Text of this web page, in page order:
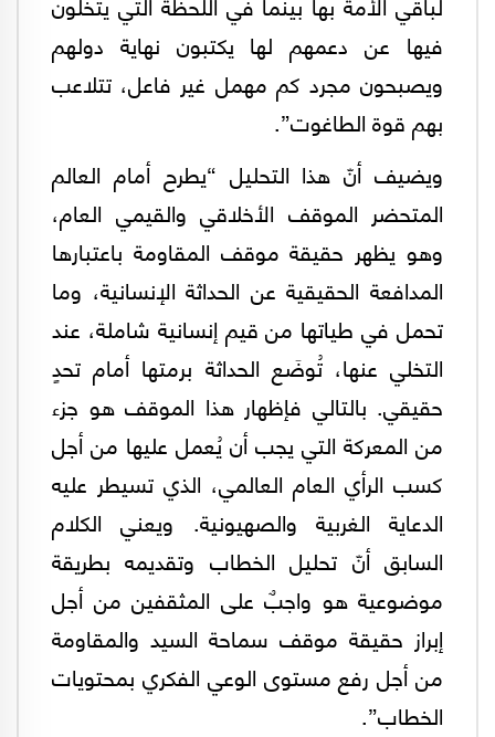
فيها عن دعمهم لها يكتبون نهاية دولهم
ويصبحون مجرد كم مهمل غير فاعل، تتلاعب
بهم قوة الطاغوت”.
ويضيف أنّ هذا التحليل “يطرح أمام العالم
المتحضر الموقف الأخلاقي والقيمي العام،
وهو يظهر حقيقة موقف المقاومة باعتبارها
المدافعة الحقيقية عن الحداثة الإنسانية، وما
تحمل في طياتها من قيم إنسانية شاملة، عند
التخلي عنها، تُوضَع الحداثة برمتها أمام تحدٍ
حقيقي. بالتالي فإظهار هذا الموقف هو جزء
من المعركة التي يجب أن يُعمل عليها من أجل
كسب الرأي العام العالمي، الذي تسيطر عليه
الدعاية الغربية والصهيونية. ويعني الكلام
السابق أنّ تحليل الخطاب وتقديمه بطريقة
موضوعية هو واجبٌ على المثقفين من أجل
إبراز حقيقة موقف سماحة السيد والمقاومة
من أجل رفع مستوى الوعي الفكري بمحتويات
الخطاب”.